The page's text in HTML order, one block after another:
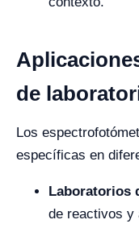
de
Los
específicas en
Laboratorios
de reactivos y